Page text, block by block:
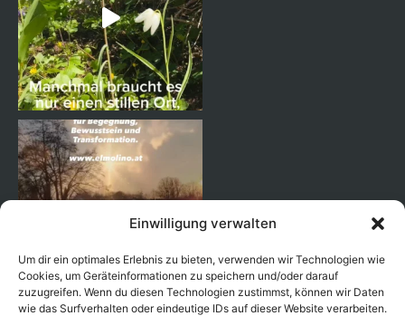
Einwilligung verwalten
Um dir ein optimales Erlebnis zu bieten, verwenden wir Technologien wie
Cookies, um Geräteinformationen zu speichern und/oder darauf
zuzugreifen. Wenn du diesen Technologien zustimmst, können wir Daten
wie das Surfverhalten oder eindeutige IDs auf dieser Website verarbeiten.